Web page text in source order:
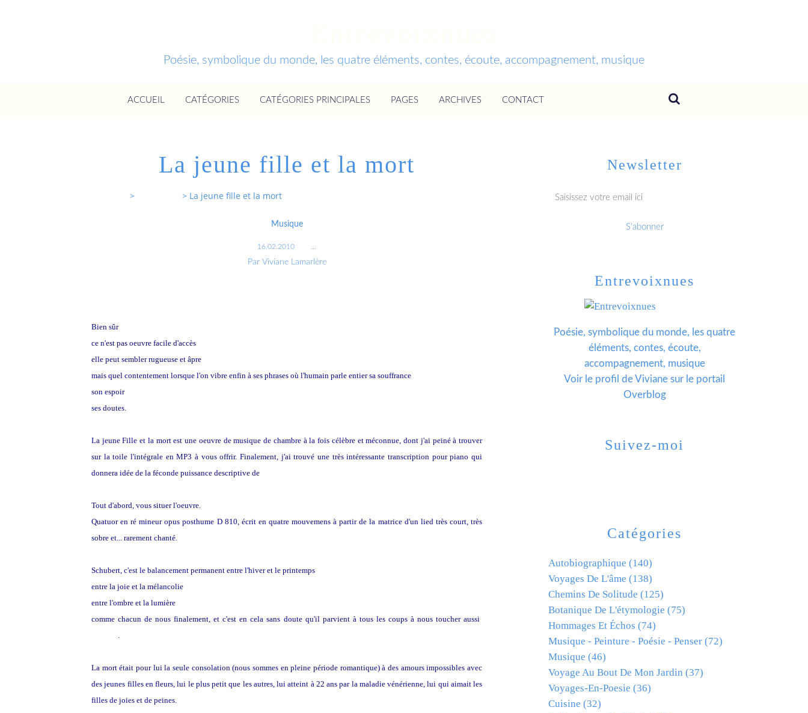
Poésie, symbolique du monde, les quatre éléments, contes, écoute, accompagnement, musique
ACCUEIL CATÉGORIES CATÉGORIES PRINCIPALES PAGES ARCHIVES CONTACT
La jeune fille et la mort
> > La jeune fille et la mort
Musique
16.02.2010
Par Viviane Lamarlère
Bien sûr
ce n'est pas oeuvre facile d'accès
elle peut sembler rugueuse et âpre
mais quel contentement lorsque l'on vibre enfin à ses phrases où l'humain parle entier sa souffrance
son espoir
ses doutes.
La jeune Fille et la mort est une oeuvre de musique de chambre à la fois célèbre et méconnue, dont j'ai peiné à trouver
sur la toile l'intégrale en MP3 à vous offrir. Finalement, j'ai trouvé une très intéressante transcription pour piano qui
donnera idée de la féconde puissance descriptive de
Tout d'abord, vous situer l'oeuvre.
Quatuor en ré mineur opus posthume D 810, écrit en quatre mouvemens à partir de la matrice d'un lied très court, très
sobre et... rarement chanté.
Schubert, c'est le balancement permanent entre l'hiver et le printemps
entre la joie et la mélancolie
entre l'ombre et la lumière
comme chacun de nous finalement, et c'est en cela sans doute qu'il parvient à tous les coups à nous toucher aussi
La mort était pour lui la seule consolation (nous sommes en pleine période romantique) à des amours impossibles avec
des jeunes filles en fleurs, lui le plus petit que les autres, lui atteint à 22 ans par la maladie vénérienne, lui qui aimait les
filles de joies et de peines.
Newsletter
Catégories
Autobiographique (140)
Voyages De L'âme (138)
Chemins De Solitude (125)
Botanique De L'étymologie (75)
Hommages Et Échos (74)
Musique - Peinture - Poésie - Penser (72)
Musique (46)
Voyage Au Bout De Mon Jardin (37)
Voyages-En-Poesie (36)
Cuisine (32)
Entrevoixnues
Poésie, symbolique du monde, les quatre
éléments, contes, écoute,
accompagnement, musique
Voir le profil deViviane sur le portail
Overblog
Suivez-moi